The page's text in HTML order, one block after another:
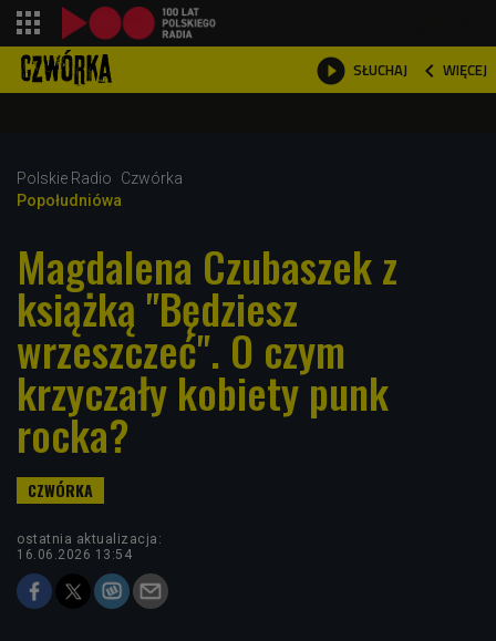
 SŁUCHAJ  WIĘCEJ

Polskie Radio
Czwórka
Popołudniówa
Magdalena Czubaszek z
książką "Będziesz
wrzeszczeć". O czym
krzyczały kobiety punk
rocka?
ostatnia aktualizacja:
16.06.2026 13:54